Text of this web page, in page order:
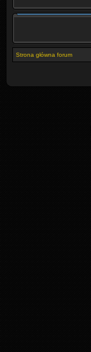
Strona główna forum